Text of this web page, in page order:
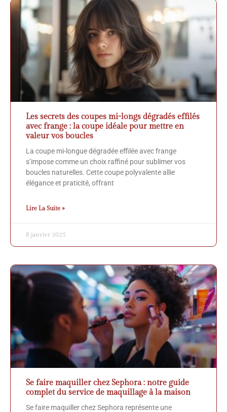
Les secrets des coupes mi-longs dégradés effilés
avec frange : la coupe idéale pour mettre en
valeur vos boucles
La coupe mi-longue dégradée effilée avec frange
s’impose comme un choix raffiné pour sublimer vos
boucles naturelles. Cette coupe polyvalente allie
élégance et praticité, offrant
Lire La Suite »
8 janvier 2025
Se faire maquiller chez Sephora : notre guide
complet du service de maquillage à la maison
Se faire maquiller chez Sephora représente une